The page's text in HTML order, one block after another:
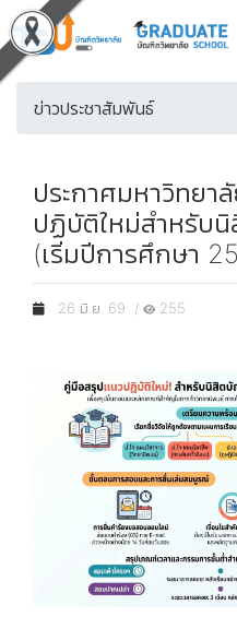
ข่าวประชาสัมพันธ์
ประกาศมหาวิทยา
ปฏิบัติใหม่สำหรับ
(เริ่มปีการศึกษา
26 มิ.ย. 69 / 255